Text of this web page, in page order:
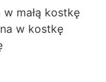
małą kostkę
w kostkę